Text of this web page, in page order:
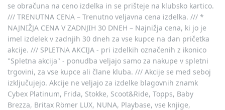
se obračuna na ceno izdelka in se prišteje na klubsko kartico.
/// TRENUTNA CENA – Trenutno veljavna cena izdelka. /// *
NAJNIŽJA CENA V ZADNJIH 30 DNEH – Najnižja cena, ki jo je
imel izdelek v zadnjih 30 dneh za vse kupce na dan pričetka
akcije. /// SPLETNA AKCIJA - pri izdelkih označenih z ikonico
"Spletna akcija" - ponudba veljajo samo za nakupe v spletni
trgovini, za vse kupce ali člane kluba. /// Akcije se med seboj
izključujejo. Akcije ne veljajo za izdelke blagovnih znamk
Cybex Platinum, Frida, Stokke, Scoot&Ride, Topps, Baby
Brezza, Britax Römer LUX, NUNA, Playbase, vse knjige,